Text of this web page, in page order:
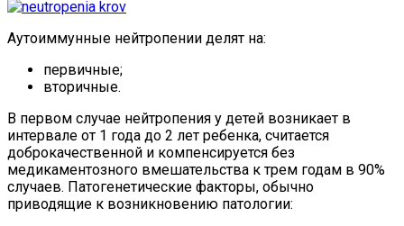
Аутоиммунные нейтропении делят на:
первичные;
вторичные.
В первом случае нейтропения у детей возникает в
интервале от 1 года до 2 лет ребенка, считается
доброкачественной и компенсируется без
медикаментозного вмешательства к трем годам в 90%
случаев. Патогенетические факторы, обычно
приводящие к возникновению патологии: